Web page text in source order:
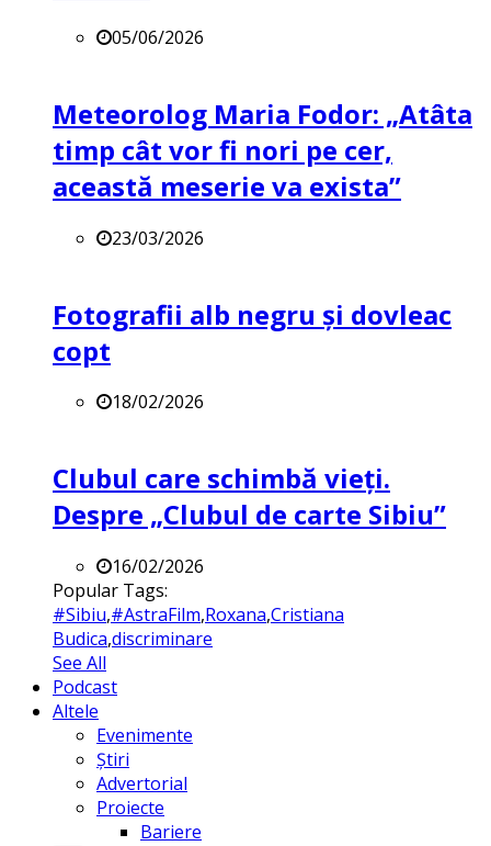
05/06/2026
Meteorolog Maria Fodor: „Atâta
timp cât vor fi nori pe cer,
această meserie va exista”
23/03/2026
Fotografii alb negru și dovleac
copt
18/02/2026
Clubul care schimbă vieți.
Despre „Clubul de carte Sibiu”
16/02/2026
Popular Tags:
#Sibiu,#AstraFilm,Roxana,Cristiana
Budica,discriminare
See All
Podcast
Altele
Evenimente
Știri
Advertorial
Proiecte
Bariere